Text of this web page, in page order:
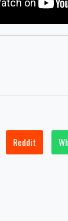
Reddit